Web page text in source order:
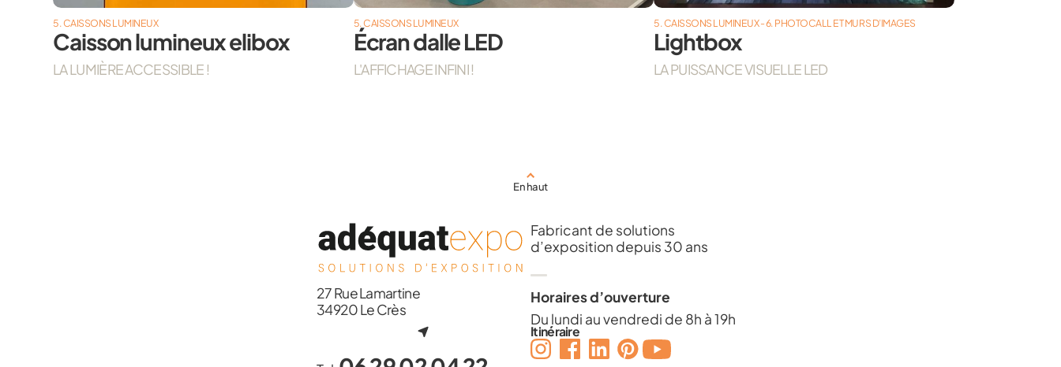
5. CAISSONS LUMINEUX
Caisson lumineux elibox
LA LUMIÈRE ACCESSIBLE !
5. CAISSONS LUMINEUX
Écran dalle LED
L'AFFICHAGE INFINI !
5. CAISSONS LUMINEUX - 6. PHOTOCALL ET MURS D’IMAGES
Lightbox
LA PUISSANCE VISUELLE LED
En haut
27 Rue Lamartine
34920 Le Crès
Itinéraire
Fabricant de solutions
d’exposition depuis 30 ans
Horaires d’ouverture
Du lundi au vendredi de 8h à 19h